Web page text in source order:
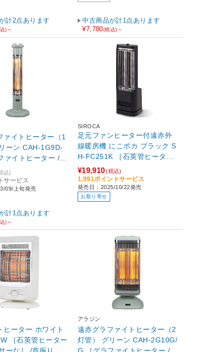
計2点あります
)～
中古商品が計1点あります
¥7,780(税込)～
ァイトヒーター（1
ァイトヒーター /人
なし /首振り機能］
込)
サービス
09/上旬発売
計1点あります
)～
SIROCA
足元ファンヒーター付遠赤外
線暖房機 にこポカ ブラック S
H-FC251K ［石英管ヒーター
/人感センサー付き］
¥19,910(税込)
1,991ポイントサービス
発売日：2025/10/22発売
お取り寄せ
ター ホワイト
［石英管ヒーター
アラジン
遠赤グラファイトヒーター（2
灯管） グリーン CAH-2G10G/